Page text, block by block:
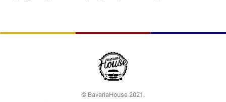
© BavariaHouse 2021.